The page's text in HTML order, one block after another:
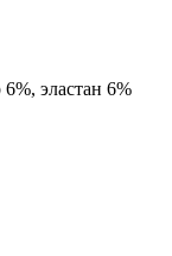
эластан 6%